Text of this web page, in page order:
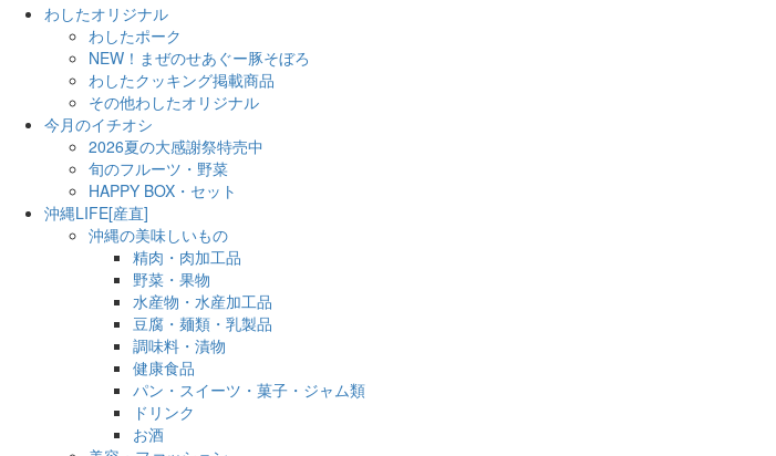
わしたオリジナル
わしたポーク
NEW！まぜのせあぐー豚そぼろ
わしたクッキング掲載商品
その他わしたオリジナル
今月のイチオシ
2026夏の大感謝祭特売中
旬のフルーツ・野菜
HAPPY BOX・セット
沖縄LIFE[産直]
沖縄の美味しいもの
精肉・肉加工品
野菜・果物
水産物・水産加工品
豆腐・麺類・乳製品
調味料・漬物
健康食品
パン・スイーツ・菓子・ジャム類
ドリンク
お酒